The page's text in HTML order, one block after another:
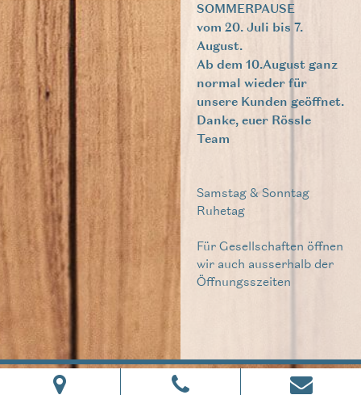
SOMMERPAUSE
vom 20. Juli bis 7.
August.
Ab dem 10.August ganz
normal wieder für
unsere Kunden geöffnet.
Danke, euer Rössle
Team
Samstag & Sonntag
Ruhetag
Für Gesellschaften öffnen
wir auch ausserhalb der
Öffnungsszeiten
IMPRESSUM DATENSCHUTZ